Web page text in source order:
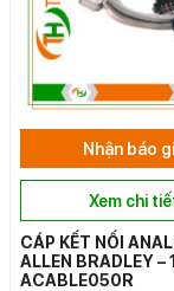
Nhận báo
Xem chi
CÁP KẾT NỐI
ALLEN BRADLEY
ACABLE050R